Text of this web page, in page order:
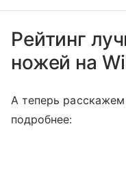
Рейтинг
ножей на
А теперь
подробнее: